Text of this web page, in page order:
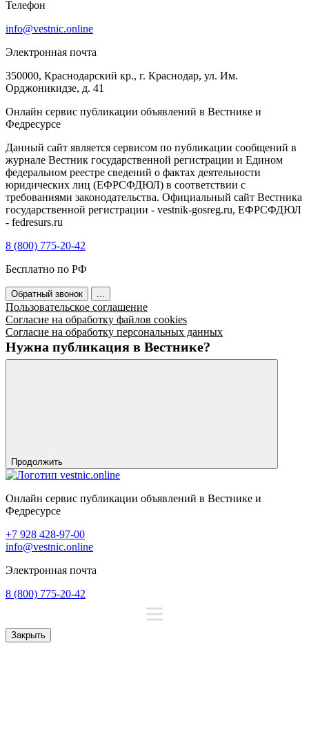
Телефон
info@vestnic.online
Электронная почта
350000, Краснодарский кр., г. Краснодар, ул. Им.
Орджоникидзе, д. 41
Онлайн сервис публикации объявлений в Вестнике и
Федресурсе
Данный сайт является сервисом по публикации сообщений в
журнале Вестник государственной регистрации и Едином
федеральном реестре сведений о фактах деятельности
юридических лиц (ЕФРСФДЮЛ) в соответствии с
требованиями законодательства. Официальный сайт Вестника
государственной регистрации - vestnik-gosreg.ru, ЕФРСФДЮЛ
- fedresurs.ru
8 (800) 775-20-42
Бесплатно по РФ
Обратный звонок ...
Пользовательское соглашение
Согласие на обработку файлов cookies
Согласие на обработку персональных данных
Нужна публикация в Вестнике?
Продолжить
Онлайн сервис публикации объявлений в Вестнике и
Федресурсе
+7 928 428-97-00
info@vestnic.online
Электронная почта
8 (800) 775-20-42
Закрыть